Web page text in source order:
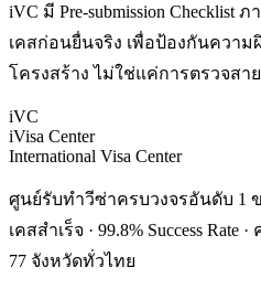
iVC มี Pre-submission Checklist
เคสก่อนยื่นจริง เพื่อป้องกันควา
โครงสร้าง ไม่ใช่แค่การตรวจสา
iVC
iVisa Center
International Visa Center
ศูนย์รับทำวีซ่าครบวงจรอันดับ 1 ข
เคสสำเร็จ · 99.8% Success
77 จังหวัดทั่วไทย